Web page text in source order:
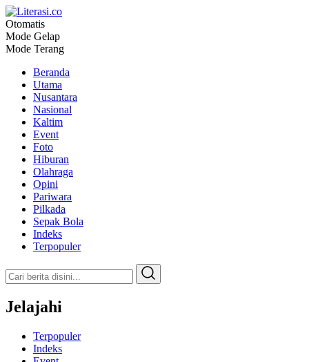
Literasi.co
Pilar Informasi
Otomatis
Mode Gelap
Mode Terang
Beranda
Utama
Nusantara
Nasional
Kaltim
Event
Foto
Hiburan
Olahraga
Opini
Pariwara
Pilkada
Sepak Bola
Indeks
Terpopuler
Jelajahi
Terpopuler
Indeks